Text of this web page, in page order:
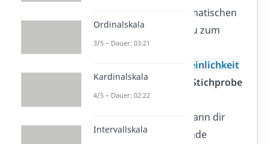
Mithilfe von mathematischen
Verfahren kannst du zum
Beispiel die
wahrscheinlichkeit
einer Person in die
Stichprobe
berechnen
kann dir
dann helfen, passende
Ordinalskala
3/5 – Dauer: 03:21
Kardinalskala
4/5 – Dauer: 02:22
Intervallskala